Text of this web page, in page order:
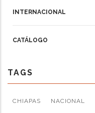
INTERNACIONAL
CATÁLOGO
TAGS
CHIAPAS NACIONAL